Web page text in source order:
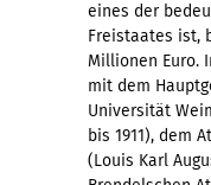
eines der
Freistaates ist,
Millionen Euro.
mit dem
Universität
bis 1911), dem
(Louis Karl